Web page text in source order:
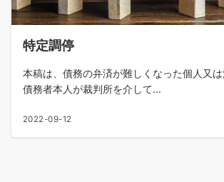
特定調停
本稿は、債務の弁済が難しくなった個人又は
債務者本人が裁判所を介して...
2022-09-12